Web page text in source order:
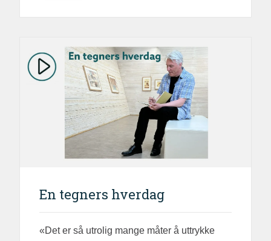
En tegners hverdag
«Det er så utrolig mange måter å uttrykke